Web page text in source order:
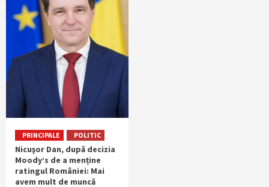
PRINCIPALE POLITIC
Nicuşor Dan, după decizia
Moody’s de a menține
ratingul României: Mai
avem mult de muncă